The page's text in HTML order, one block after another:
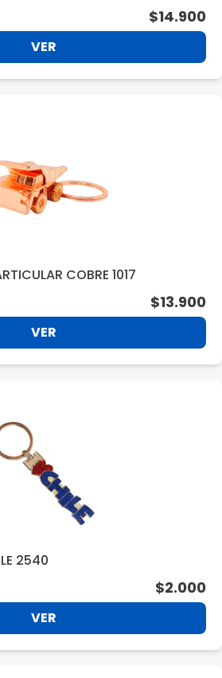
$14.900
VER
ARTICULAR COBRE 1017
$13.900
VER
CHILE 2540
$2.000
VER